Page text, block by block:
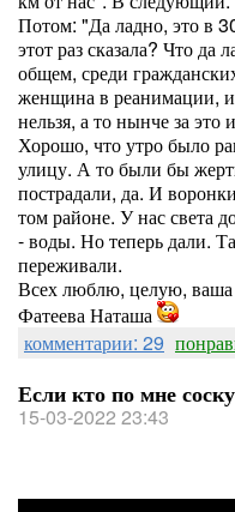
Потом: "Да ладно, это в
этот раз сказала? Что да
общем, среди
женщина в реанимации,
нельзя, а то нынче за это
Хорошо, что утро было
улицу. А то были бы
пострадали, да. И
том районе. У нас света
- воды. Но теперь дали.
переживали.
Всех люблю, целую, ваша
Фатеева Наташа
комментарии: 29
Если кто по мне
15-03-2022 23:43